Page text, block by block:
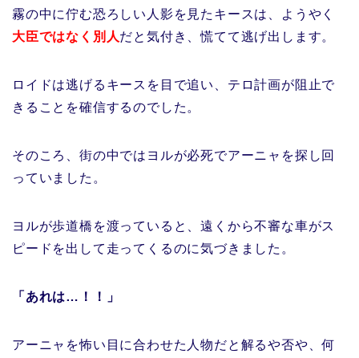
霧の中に佇む恐ろしい人影を見たキースは、ようやく
大臣ではなく別人だと気付き、慌てて逃げ出します。
ロイドは逃げるキースを目で追い、テロ計画が阻止で
きることを確信するのでした。
そのころ、街の中ではヨルが必死でアーニャを探し回
っていました。
ヨルが歩道橋を渡っていると、遠くから不審な車がス
ピードを出して走ってくるのに気づきました。
「あれは…！！」
アーニャを怖い目に合わせた人物だと解るや否や、何